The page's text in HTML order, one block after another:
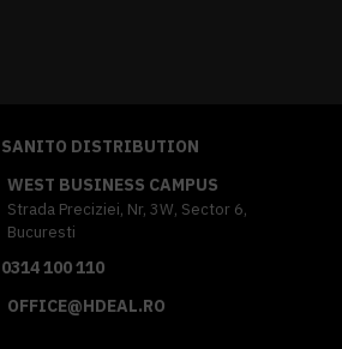
SANITO DISTRIBUTION
WEST BUSINESS CAMPUS
Strada Preciziei, Nr, 3W, Sector 6,
Bucuresti
0314 100 110
OFFICE@HDEAL.RO